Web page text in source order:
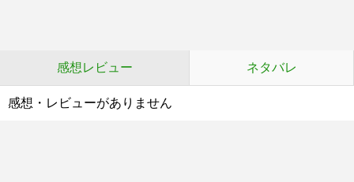
感想レビュー ネタバレ
感想・レビューがありません